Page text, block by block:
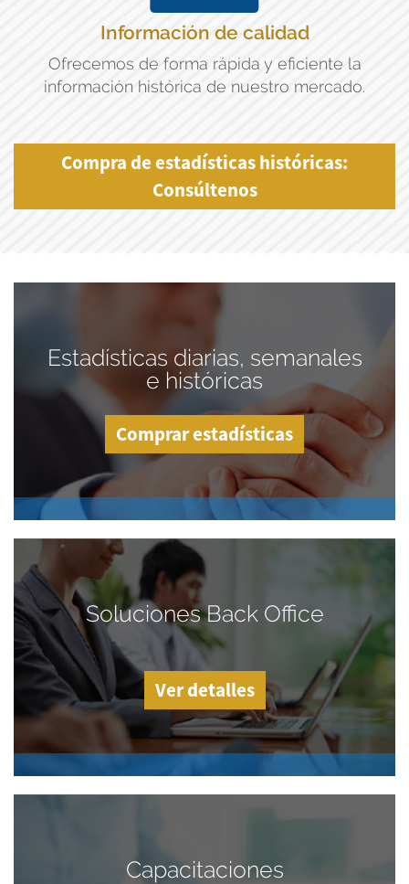
Información de calidad
Ofrecemos de forma rápida y eficiente la
información histórica de nuestro mercado.
Compra de estadísticas históricas:
Consúltenos
Estadísticas diarias, semanales
e históricas
Comprar estadísticas
Soluciones Back Office
Ver detalles
Capacitaciones